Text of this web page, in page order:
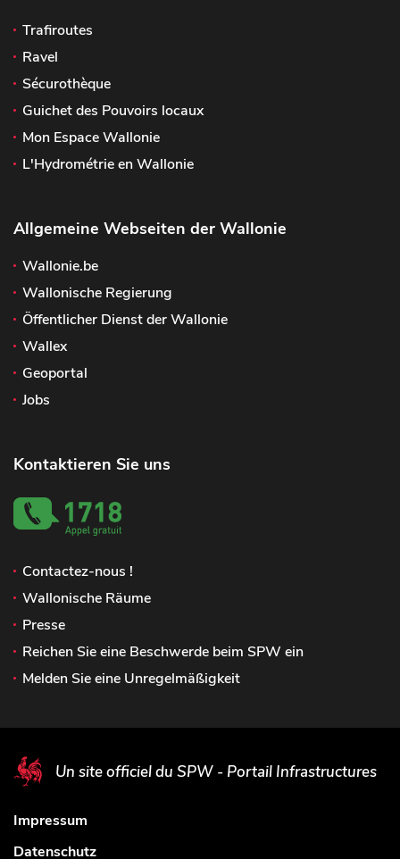
Trafiroutes
Ravel
Sécurothèque
Guichet des Pouvoirs locaux
Mon Espace Wallonie
L'Hydrométrie en Wallonie
Allgemeine Webseiten der Wallonie
Wallonie.be
Wallonische Regierung
Öffentlicher Dienst der Wallonie
Wallex
Geoportal
Jobs
Kontaktieren Sie uns
Contactez-nous !
Wallonische Räume
Presse
Reichen Sie eine Beschwerde beim SPW ein
Melden Sie eine Unregelmäßigkeit
Un site officiel du SPW - Portail Infrastructures
Impressum
Datenschutz